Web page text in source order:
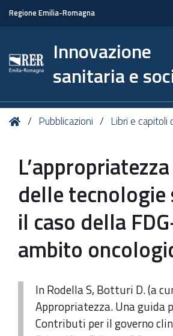
Regione Emilia-Romagna
Innovazione
sanitaria e
Tu HomePubblicazioni Libri e capitoli
delle tecnologie
il caso della
ambito
In Rodella S, Botturi D. (a
Appropriatezza. Una guida
Contributi per il governo